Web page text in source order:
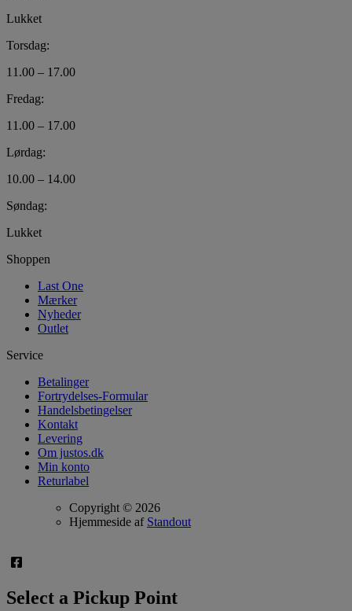
Lukket
Torsdag:
11.00 – 17.00
Fredag:
11.00 – 17.00
Lørdag:
10.00 – 14.00
Søndag:
Lukket
Shoppen
Last One
Mærker
Nyheder
Outlet
Service
Betalinger
Fortrydelses-Formular
Handelsbetingelser
Kontakt
Levering
Om justos.dk
Min konto
Returlabel
Copyright © 2026
Hjemmeside af Standout
Select a Pickup Point